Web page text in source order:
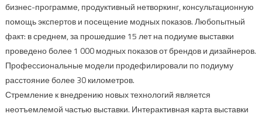
бизнес-программе, продуктивный нетворкинг, консультационную
помощь экспертов и посещение модных показов. Любопытный
факт: в среднем, за прошедшие 15 лет на подиуме выставки
проведено более 1 000 модных показов от брендов и дизайнеров.
Профессиональные модели продефилировали по подиуму
расстояние более 30 километров.
Стремление к внедрению новых технологий является
неотъемлемой частью выставки. Интерактивная карта выставки